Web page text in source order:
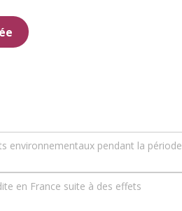
environnementaux pendant la période
en France suite à des effets